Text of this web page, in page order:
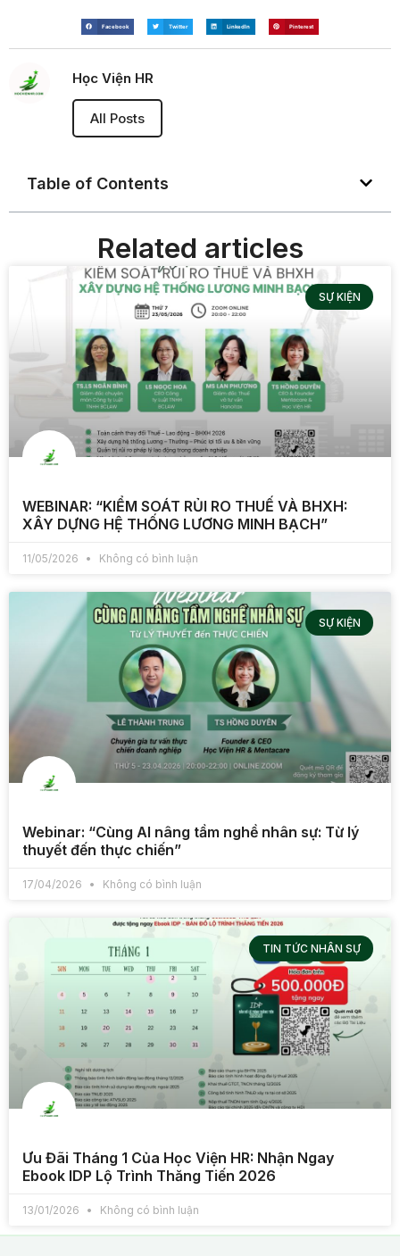
Facebook Twitter LinkedIn Pinterest
Học Viện HR
All Posts
Table of Contents
Related articles
SỰ KIỆN
WEBINAR: “KIỂM SOÁT RỦI RO THUẾ VÀ BHXH:
XÂY DỰNG HỆ THỐNG LƯƠNG MINH BẠCH”
11/05/2026 Không có bình luận
SỰ KIỆN
Webinar: “Cùng AI nâng tầm nghề nhân sự: Từ lý
thuyết đến thực chiến”
17/04/2026 Không có bình luận
TIN TỨC NHÂN SỰ
Ưu Đãi Tháng 1 Của Học Viện HR: Nhận Ngay
Ebook IDP Lộ Trình Thăng Tiến 2026
13/01/2026 Không có bình luận